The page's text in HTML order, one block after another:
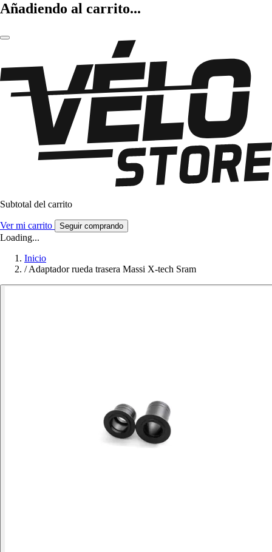
Añadiendo al carrito...
Subtotal del carrito
Ver mi carrito Seguir comprando
Loading...
Inicio
/Adaptador rueda trasera Massi X-tech Sram